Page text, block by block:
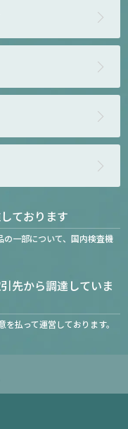
ております
の一部について、国内検査機
先から調達していま
払って運営しております。